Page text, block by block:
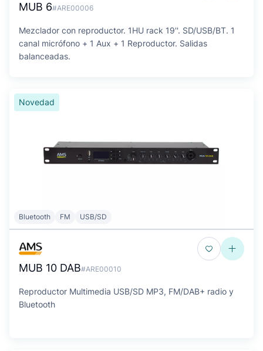
MUB 6#ARE00006
Mezclador con reproductor. 1HU rack 19''. SD/USB/BT. 1
canal micrófono + 1 Aux + 1 Reproductor. Salidas
balanceadas.
Novedad
Bluetooth FM USB/SD
MUB 10 DAB#ARE00010
Reproductor Multimedia USB/SD MP3, FM/DAB+ radio y
Bluetooth